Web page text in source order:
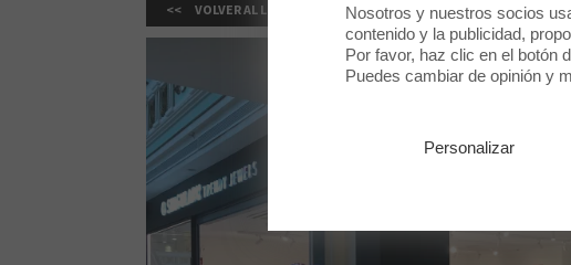
VOLVER AL LISTADO
Nosotros y nuestros socios
contenido y la publicidad,
Por favor, haz clic en el botón
Puedes cambiar de opinión y
Personalizar